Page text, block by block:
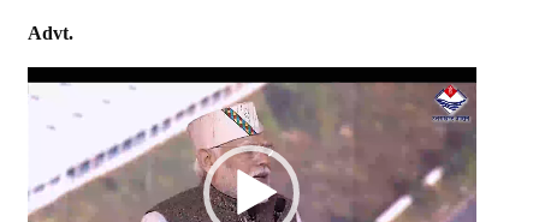
Advt.
Video